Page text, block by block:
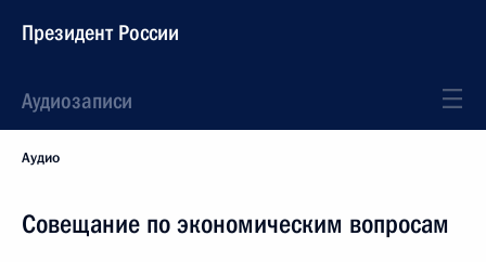
Президент России
Аудиозаписи
Аудио
Совещание по экономическим вопросам